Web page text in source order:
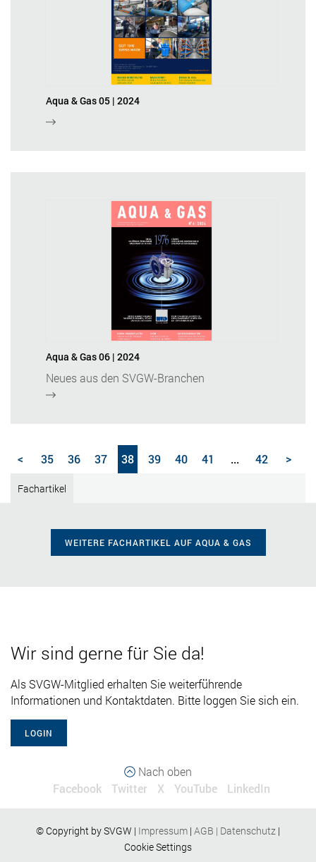
Aqua & Gas 05 | 2024
Aqua & Gas 06 | 2024
Neues aus den SVGW-Branchen
< 35 36 37 38 39 40 41 ... 42 >
Fachartikel
WEITERE FACHARTIKEL AUF AQUA & GAS
Wir sind gerne für Sie da!
Als SVGW-Mitglied erhalten Sie weiterführende
Informationen und Kontaktdaten. Bitte loggen Sie sich ein.
LOGIN
Nach oben
Facebook
Twitter X YouTube LinkedIn
© Copyright by SVGW | Impressum | AGB | Datenschutz |
Cookie Settings